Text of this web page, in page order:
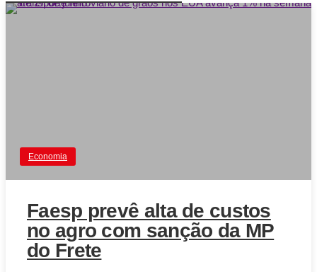
Economia
Faesp prevê alta de custos
no agro com sanção da MP
do Frete